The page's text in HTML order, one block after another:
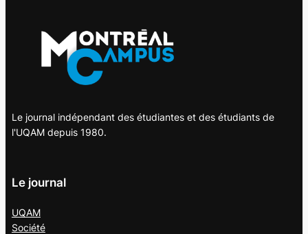
Le journal indépendant des étudiantes et des étudiants de
l'UQAM depuis 1980.
Le journal
UQAM
Société